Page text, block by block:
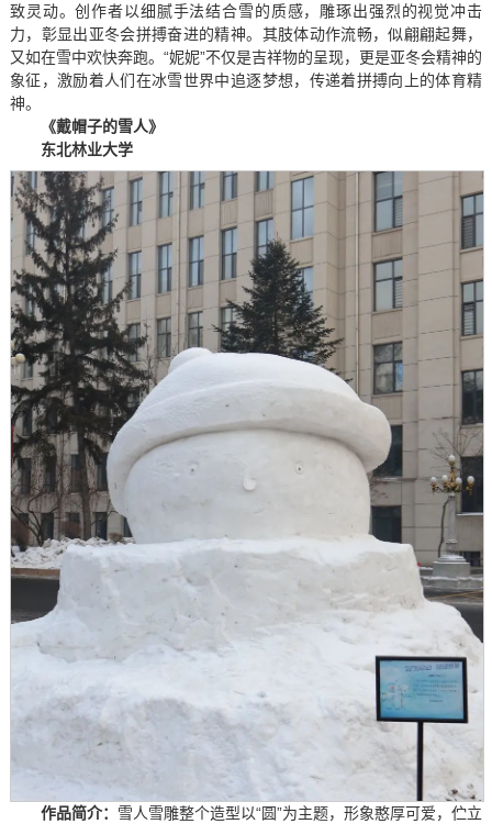
致灵动。创作者以细腻手法结合雪的质感，雕琢出强烈的视觉冲击
力，彰显出亚冬会拼搏奋进的精神。其肢体动作流畅，似翩翩起舞，
又如在雪中欢快奔跑。“妮妮”不仅是吉祥物的呈现，更是亚冬会精神的
象征，激励着人们在冰雪世界中追逐梦想，传递着拼搏向上的体育精
神。
《戴帽子的雪人》
东北林业大学
作品简介： 雪人雪雕整个造型以“圆”为主题，形象憨厚可爱，伫立